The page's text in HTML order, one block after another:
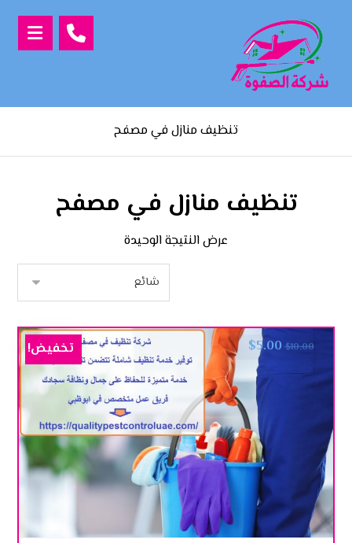
تنظيف منازل في مصفح
تنظيف منازل في مصفح
عرض النتيجة الوحيدة
$10.00
$5.00 تخفيض!